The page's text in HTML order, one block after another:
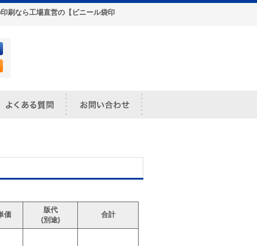
刷なら工場直営の【ビニール袋印
価
版代
(別途)
合計